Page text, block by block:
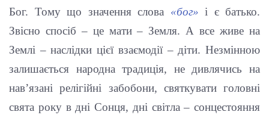
Бог. Тому що значення слова «бог» і є батько.
Звісно спосіб – це мати – Земля. А все живе на
Землі – наслідки цієї взаємодії – діти. Незмінною
залишається народна традиція, не дивлячись на
нав’язані релігійні забобони, святкувати головні
свята року в дні Сонця, дні світла – сонцестояння